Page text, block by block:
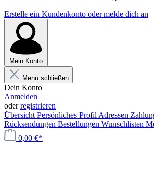
Erstelle ein Kundenkonto oder melde dich an
Mein Konto
Menü schließen
Dein Konto
Anmelden
oderregistrieren
Übersicht Persönliches Profil Adressen
Rücksendungen Bestellungen Wunschlisten
0,00 €*